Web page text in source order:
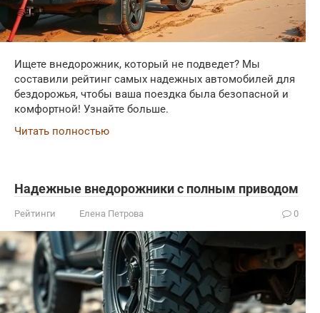
Ищете внедорожник, который не подведет? Мы
составили рейтинг самых надежных автомобилей для
бездорожья, чтобы ваша поездка была безопасной и
комфортной! Узнайте больше.
Читать полностью
Надежные внедорожники с полным приводом
Рейтинги Елена Петрова 0